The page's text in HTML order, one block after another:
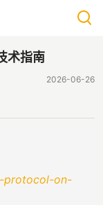
术指南
2026-06-26
protocol-on-